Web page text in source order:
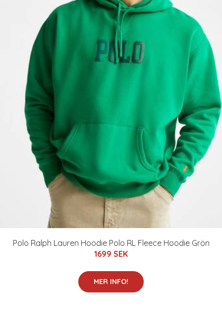
Polo Ralph Lauren Hoodie Polo RL Fleece Hoodie Grön
1699 SEK
MER INFO!